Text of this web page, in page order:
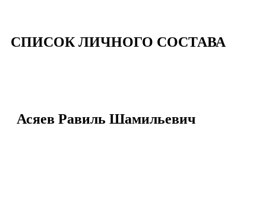
СПИСОК ЛИЧНОГО СОСТАВА
Асяев Равиль Шамильевич